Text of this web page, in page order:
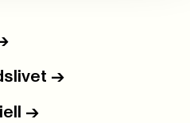
->
->